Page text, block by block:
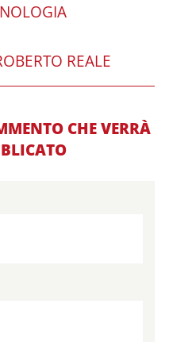
REALE
CHE VERRÀ